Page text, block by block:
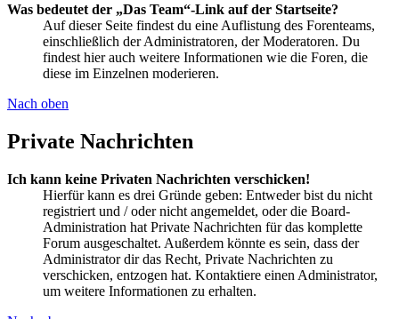
Was bedeutet der „Das Team“-Link auf der Startseite?
Auf dieser Seite findest du eine Auflistung des Forenteams,
einschließlich der Administratoren, der Moderatoren. Du
findest hier auch weitere Informationen wie die Foren, die
diese im Einzelnen moderieren.
Nach oben
Private Nachrichten
Ich kann keine Privaten Nachrichten verschicken!
Hierfür kann es drei Gründe geben: Entweder bist du nicht
registriert und / oder nicht angemeldet, oder die Board-
Administration hat Private Nachrichten für das komplette
Forum ausgeschaltet. Außerdem könnte es sein, dass der
Administrator dir das Recht, Private Nachrichten zu
verschicken, entzogen hat. Kontaktiere einen Administrator,
um weitere Informationen zu erhalten.